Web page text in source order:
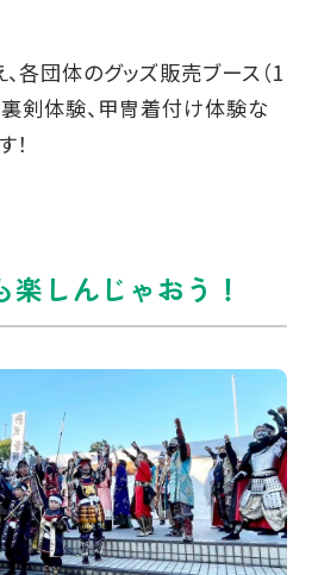
各団体のグッズ販売ブース（1
剣体験、甲冑着付け体験な
しんじゃおう！